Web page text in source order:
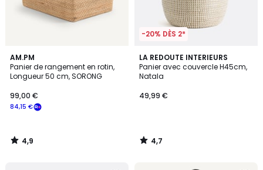
AM.PM
Panier de rangement en rotin,
Longueur 50 cm, SORONG
84,15 €
99,00 €
4,9
/ 5
4,9
/
-20% DÈS 2*
LA REDOUTE INTERIEURS
Panier avec couvercle H45cm,
Natala
49,99 €
4,7
/ 5
4,7
/